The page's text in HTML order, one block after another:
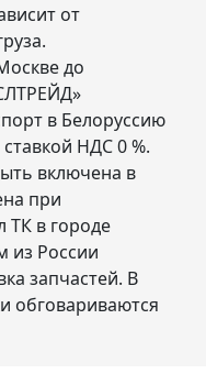
от
до
в Белоруссию
НДС 0 %.
включена в
при
ТК в городе
из России
запчастей. В
обговариваются